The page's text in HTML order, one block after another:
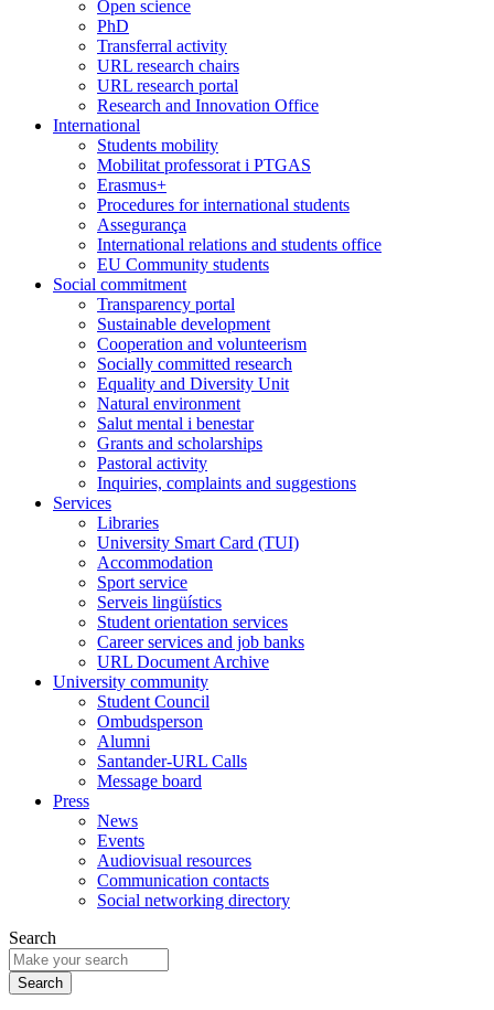
Open science
PhD
Transferral activity
URL research chairs
URL research portal
Research and Innovation Office
International
Students mobility
Mobilitat professorat i PTGAS
Erasmus+
Procedures for international students
Assegurança
International relations and students office
EU Community students
Social commitment
Transparency portal
Sustainable development
Cooperation and volunteerism
Socially committed research
Equality and Diversity Unit
Natural environment
Salut mental i benestar
Grants and scholarships
Pastoral activity
Inquiries, complaints and suggestions
Services
Libraries
University Smart Card (TUI)
Accommodation
Sport service
Serveis lingüístics
Student orientation services
Career services and job banks
URL Document Archive
University community
Student Council
Ombudsperson
Alumni
Santander-URL Calls
Message board
Press
News
Events
Audiovisual resources
Communication contacts
Social networking directory
Search